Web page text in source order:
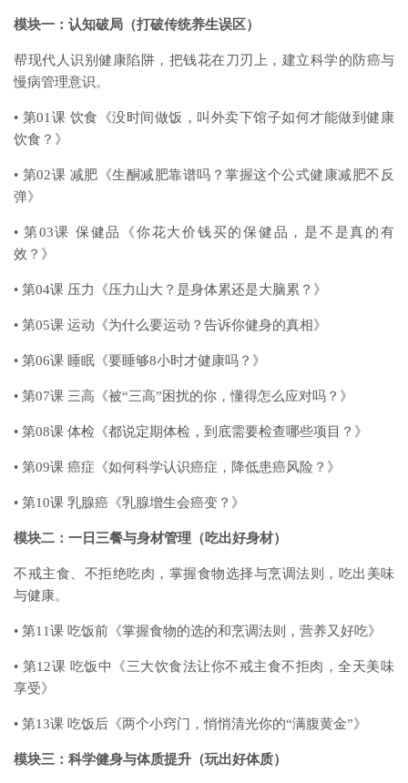
模块一：认知破局（打破传统养生误区）
帮现代人识别健康陷阱，把钱花在刀刃上，建立科学的防癌与
慢病管理意识。
• 第01课 饮食《没时间做饭，叫外卖下馆子如何才能做到健康
饮食？》
• 第02课 减肥《生酮减肥靠谱吗？掌握这个公式健康减肥不反
弹》
• 第03课 保健品《你花大价钱买的保健品，是不是真的有
效？》
• 第04课 压力《压力山大？是身体累还是大脑累？》
• 第05课 运动《为什么要运动？告诉你健身的真相》
• 第06课 睡眠《要睡够8小时才健康吗？》
• 第07课 三高《被“三高”困扰的你，懂得怎么应对吗？》
• 第08课 体检《都说定期体检，到底需要检查哪些项目？》
• 第09课 癌症《如何科学认识癌症，降低患癌风险？》
• 第10课 乳腺癌《乳腺增生会癌变？》
模块二：一日三餐与身材管理（吃出好身材）
不戒主食、不拒绝吃肉，掌握食物选择与烹调法则，吃出美味
与健康。
• 第11课 吃饭前《掌握食物的选的和烹调法则，营养又好吃》
• 第12课 吃饭中《三大饮食法让你不戒主食不拒肉，全天美味
享受》
• 第13课 吃饭后《两个小窍门，悄悄清光你的“满腹黄金”》
模块三：科学健身与体质提升（玩出好体质）